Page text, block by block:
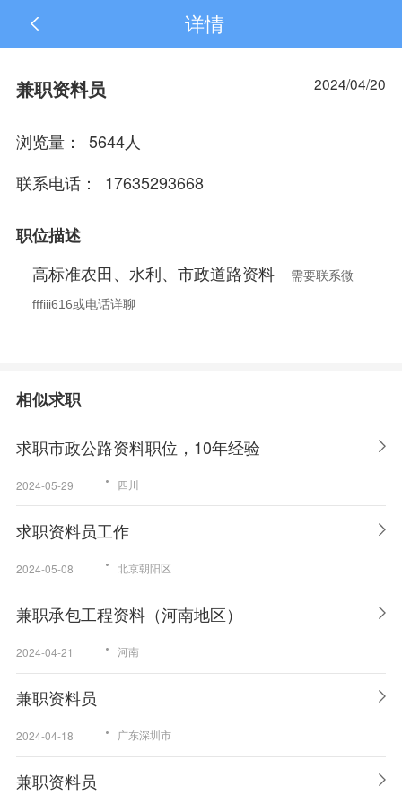
详情
兼职资料员 2024/04/20
浏览量： 5644人
联系电话：
17635293668
职位描述
高标准农田、水利、市政道路资料
需要联系微
fffiii616或电话详聊
相似求职
求职市政公路资料职位，10年经验
2024-05-29 四川
求职资料员工作
2024-05-08 北京朝阳区
兼职承包工程资料（河南地区）
2024-04-21 河南
兼职资料员
2024-04-18 广东深圳市
兼职资料员